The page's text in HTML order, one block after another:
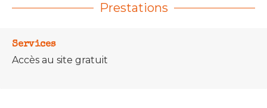
Prestations
Services
Accès au site gratuit